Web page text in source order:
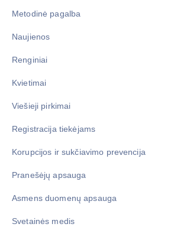
Metodinė pagalba
Naujienos
Renginiai
Kvietimai
Viešieji pirkimai
Registracija tiekėjams
Korupcijos ir sukčiavimo prevencija
Pranešėjų apsauga
Asmens duomenų apsauga
Svetainės medis